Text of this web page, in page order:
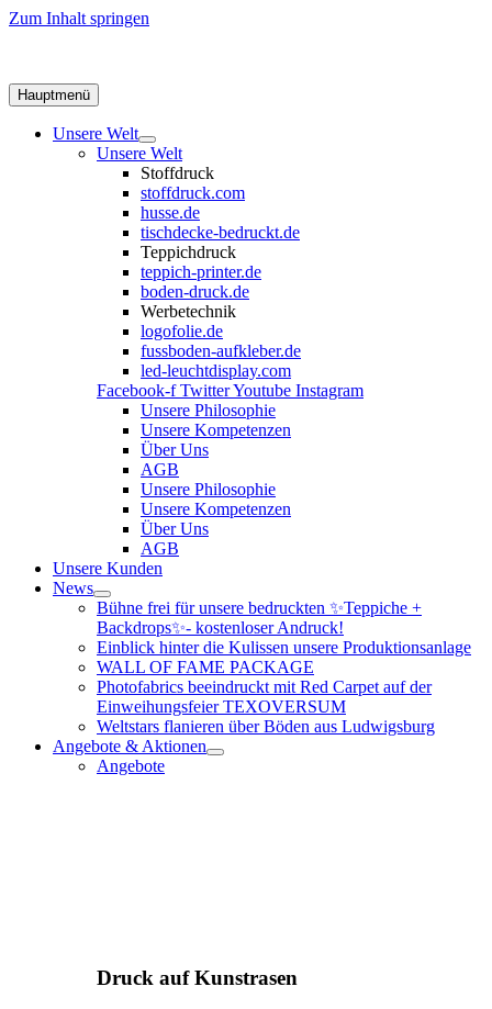
Zum Inhalt springen
Hauptmenü
Unsere Welt
Unsere Welt
Stoffdruck
stoffdruck.com
husse.de
tischdecke-bedruckt.de
Teppichdruck
teppich-printer.de
boden-druck.de
Werbetechnik
logofolie.de
fussboden-aufkleber.de
led-leuchtdisplay.com
Facebook-f TwitterYoutube Instagram
Unsere Philosophie
Unsere Kompetenzen
Über Uns
AGB
Unsere Philosophie
Unsere Kompetenzen
Über Uns
AGB
Unsere Kunden
News
Bühne frei für unsere bedruckten ✨Teppiche +
Backdrops✨- kostenloser Andruck!
Einblick hinter die Kulissen unsere Produktionsanlage
WALL OF FAME PACKAGE
Photofabrics beeindruckt mit Red Carpet auf der
Einweihungsfeier TEXOVERSUM
Weltstars flanieren über Böden aus Ludwigsburg
Angebote & Aktionen
Angebote
Druck auf Kunstrasen